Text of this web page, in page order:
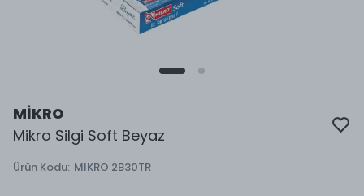
MİKRO
Mikro Silgi Soft Beyaz
Ürün Kodu: MIKRO 2B30TR